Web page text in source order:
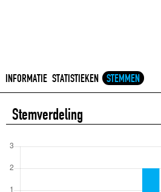
INFORMATIE STATISTIEKEN STEMMEN
Stemverdeling